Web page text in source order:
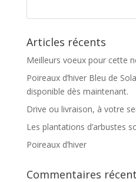
Articles récents
Meilleurs voeux pour cette
Poireaux d’hiver Bleu de
disponible dès maintenant.
Drive ou livraison, à votre
Les plantations d’arbustes
Poireaux d’hiver
Commentaires